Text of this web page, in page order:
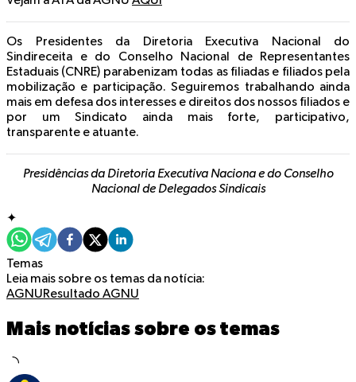
Os Presidentes da Diretoria Executiva Nacional do
Sindireceita e do Conselho Nacional de Representantes
Estaduais (CNRE) parabenizam todas as filiadas e filiados pela
mobilização e participação. Seguiremos trabalhando ainda
mais em defesa dos interesses e direitos dos nossos filiados e
por um Sindicato ainda mais forte, participativo,
transparente e atuante.
Presidências da Diretoria Executiva Naciona e do Conselho
Nacional de Delegados Sindicais
✦
Temas
Leia mais sobre os temas da notícia:
AGNUResultado AGNU
Mais notícias sobre os temas